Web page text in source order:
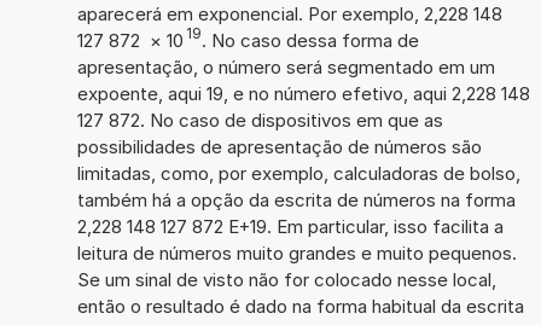
aparecerá em exponencial. Por exemplo, 2,228 148
127 872 × 10 19. No caso dessa forma de
apresentação, o número será segmentado em um
expoente, aqui 19, e no número efetivo, aqui 2,228 148
127 872. No caso de dispositivos em que as
possibilidades de apresentação de números são
limitadas, como, por exemplo, calculadoras de bolso,
também há a opção da escrita de números na forma
2,228 148 127 872 E+19. Em particular, isso facilita a
leitura de números muito grandes e muito pequenos.
Se um sinal de visto não for colocado nesse local,
então o resultado é dado na forma habitual da escrita